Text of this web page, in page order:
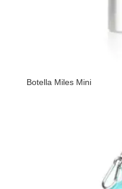
Botella Miles Mini